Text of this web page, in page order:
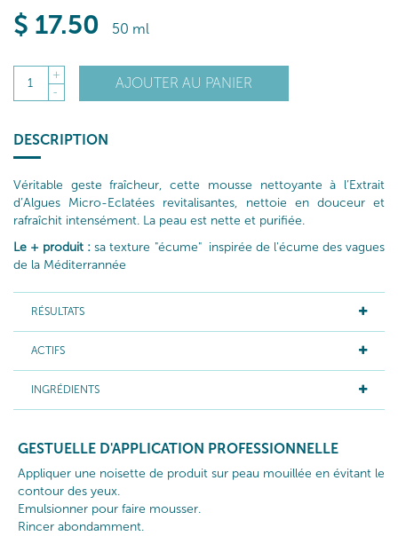
$ 17.50 50 ml
1
+
-
AJOUTER AU PANIER
DESCRIPTION
Véritable geste fraîcheur, cette mousse nettoyante à l’Extrait
d’Algues Micro-Eclatées revitalisantes, nettoie en douceur et
rafraîchit intensément. La peau est nette et purifiée.
Le + produit : sa texture "écume" inspirée de l'écume des vagues
de la Méditerrannée
RÉSULTATS
ACTIFS
INGRÉDIENTS
GESTUELLE D'APPLICATION PROFESSIONNELLE
Appliquer une noisette de produit sur peau mouillée en évitant le
contour des yeux.
Emulsionner pour faire mousser.
Rincer abondamment.